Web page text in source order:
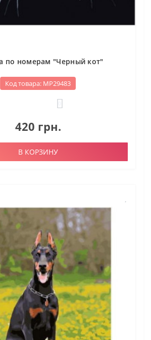
по номерам "Черный кот"
Код товара: МР29483
420 грн.
В КОРЗИНУ